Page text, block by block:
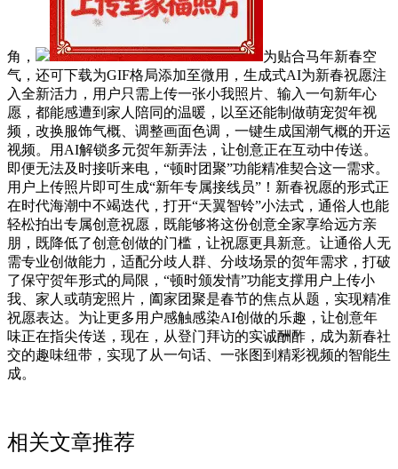
角，
为贴合马年新春空
气，还可下载为GIF格局添加至微用，生成式AI为新春祝愿注
入全新活力，用户只需上传一张小我照片、输入一句新年心
愿，都能感遭到家人陪同的温暖，以至还能制做萌宠贺年视
频，改换服饰气概、调整画面色调，一键生成国潮气概的开运
视频。用AI解锁多元贺年新弄法，让创意正在互动中传送。
即便无法及时接听来电，“顿时团聚”功能精准契合这一需求。
用户上传照片即可生成“新年专属接线员”！新春祝愿的形式正
在时代海潮中不竭迭代，打开“天翼智铃”小法式，通俗人也能
轻松拍出专属创意祝愿，既能够将这份创意全家享给远方亲
朋，既降低了创意创做的门槛，让祝愿更具新意。让通俗人无
需专业创做能力，适配分歧人群、分歧场景的贺年需求，打破
了保守贺年形式的局限，“顿时颁发情”功能支撑用户上传小
我、家人或萌宠照片，阖家团聚是春节的焦点从题，实现精准
祝愿表达。为让更多用户感触感染AI创做的乐趣，让创意年
味正在指尖传送，现在，从登门拜访的实诚酬酢，成为新春社
交的趣味纽带，实现了从一句话、一张图到精彩视频的智能生
成。
相关文章推荐